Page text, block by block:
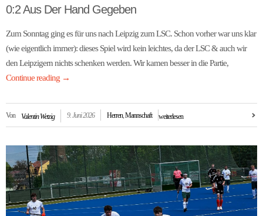
0:2 Aus Der Hand Gegeben
Zum Sonntag ging es für uns nach Leipzig zum LSC. Schon vorher war uns klar
(wie eigentlich immer): dieses Spiel wird kein leichtes, da der LSC & auch wir
den Leipzigern nichts schenken werden. Wir kamen besser in die Partie,
Continue reading →
Von Valentin Wetzig 9. Juni 2026 Herren,Mannschaft weiterlesen